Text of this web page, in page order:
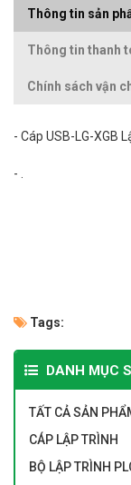
Thông tin sản
Thông tin thanh
Chính sách vận
- Cáp USB-LG-XGB
- .
Tags:
DANH MỤC
TẤT CẢ SẢN
CÁP LẬP TRÌNH
BỘ LẬP TRÌNH